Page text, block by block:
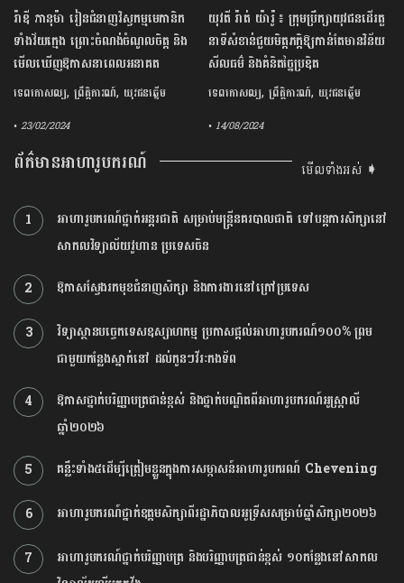
រ៉ាឌី ភានុម៉ា រៀនជំនាញវិស្វកម្មមេកានិក
ទាំងវ័យក្មេង ព្រោះចំណង់ចំណូលចិត្ត និង
មើលឃើញឱកាសនាពេលអនាគត
ទេពកោសល្យ, ព្រឹត្តិការណ៍, យុវជនឆ្នើម
• 23/02/2024
យុវតី រ៉ាត់ យ៉ារ៉ូ ៖ ក្រុមប្រឹក្សាយុវជនដើរតួ
នាទីសំខាន់ជួយមិត្តភក្ដិឱ្យកាន់តែមានវិន័យ
សីលធម៌ និងគំនិតច្នៃប្រឌិត
ទេពកោសល្យ, ព្រឹត្តិការណ៍, យុវជនឆ្នើម
• 14/08/2024
ព័ត៌មានអាហារូបករណ៍ មើលទាំងអស់ ➧
1
អាហារូបករណ៍ថ្នាក់អន្តរជាតិ សម្រាប់មន្ត្រីនគរបាលជាតិ ទៅបន្តការសិក្សានៅ
សាកលវិទ្យាល័យវូហាន ប្រទេសចិន
2
ឱកាសស្វែងរកមុខជំនាញសិក្សា និងការងារនៅក្រៅប្រទេស
3
វិទ្យាស្ថានបច្ចេកទេស​ឧស្សាហកម្ម ប្រកាស​ផ្តល់អាហារូបករណ៍១០០% ព្រម
ជាមួយ​កន្លែងស្នាក់នៅ ដល់កូនៗ​វីរៈកងទ័ព
4
ឱកាសថ្នាក់បរិញ្ញាបត្រជាន់ខ្ពស់ និងថ្នាក់បណ្ឌិតពីអាហារូបករណ៍អូស្ត្រាលី
ឆ្នាំ២០២៦
5
គន្លឹះទាំង៥ដើម្បីត្រៀមខ្លួនក្នុងការសម្ភាសន៍អាហារូបករណ៍ Chevening
6
អាហារូបករណ៍ថ្នាក់ឧត្ដមសិក្សាពីរដ្ឋាភិបាលអូទ្រីសសម្រាប់ឆ្នាំសិក្សា២០២៦
7
អាហារូបករណ៍ថ្នាក់បរិញ្ញាបត្រ និង​បរិញ្ញាបត្រជាន់ខ្ពស់ ១០កន្លែង​នៅ​សាកល